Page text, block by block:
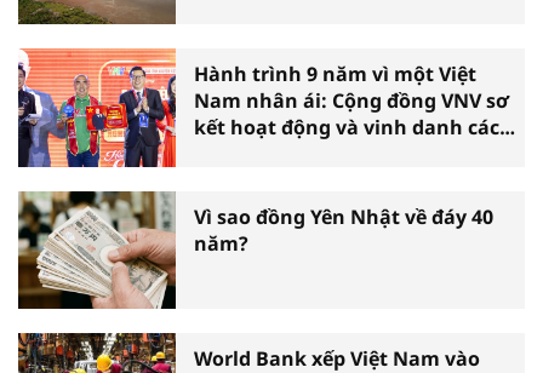
Hành trình 9 năm vì một Việt
Nam nhân ái: Cộng đồng VNV sơ
kết hoạt động và vinh danh các
Vì sao đồng Yên Nhật về đáy 40
năm?
World Bank xếp Việt Nam vào